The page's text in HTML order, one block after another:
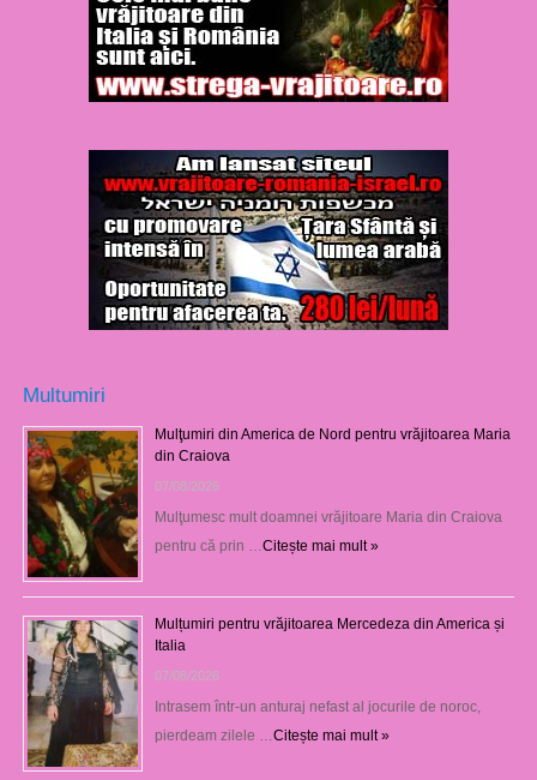
Multumiri
Mulţumiri din America de Nord pentru vrăjitoarea Maria
din Craiova
07/08/2026
Mulţumesc mult doamnei vrăjitoare Maria din Craiova
pentru că prin … Citește mai mult »
Mulțumiri pentru vrăjitoarea Mercedeza din America și
Italia
07/08/2026
Intrasem într-un anturaj nefast al jocurile de noroc,
pierdeam zilele … Citește mai mult »